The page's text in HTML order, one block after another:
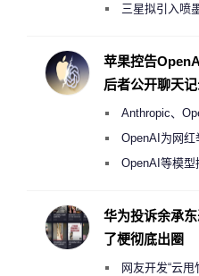
偷偷共享带宽的
三星拟引入喷
度
苹果控告
后者公开聊天
Anthropic、
《人工智能法案
OpenAI为网红
2000美元一晚 遭
OpenAI等模
华为投诉余承
了梗彻底出圈
网友开发“云甩